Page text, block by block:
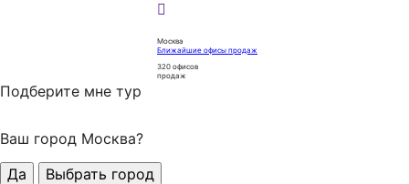
Москва
Ближайшие офисы продаж
320 офисов
продаж
Подберите мне тур
Ваш город Москва?
Да
Выбрать город